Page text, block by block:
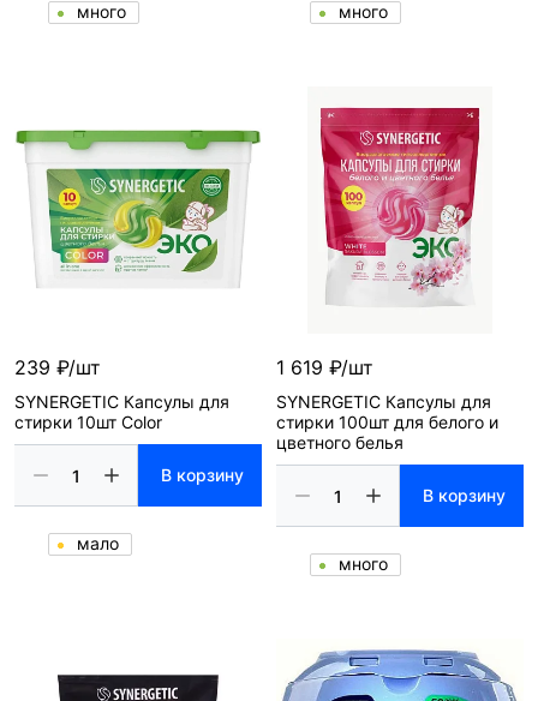
много много
239 ₽/шт
SYNERGETIC Капсулы для
стирки 10шт Color
В корзину
мало
1 619 ₽/шт
SYNERGETIC Капсулы для
стирки 100шт для белого и
цветного белья
В корзину
много